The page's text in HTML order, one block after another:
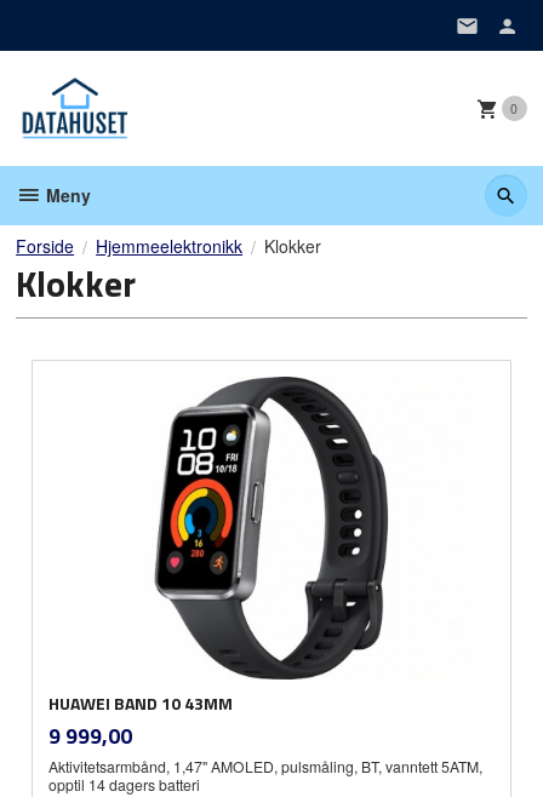
0
Meny
Forside Hjemmeelektronikk Klokker
Klokker
HUAWEI BAND 10 43MM
Pris
9 999,00mva.
Aktivitetsarmbånd, 1,47" AMOLED, pulsmåling, BT, vanntett 5ATM,
opptil 14 dagers batteri